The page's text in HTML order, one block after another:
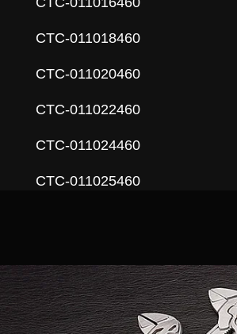
СTC-011018460
СTC-011020460
СTC-011022460
СTC-011024460
СTC-011025460